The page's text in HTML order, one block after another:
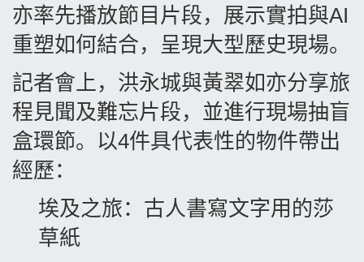
亦率先播放節目片段，展示實拍與AI
重塑如何結合，呈現大型歷史現場。
記者會上，洪永城與黃翠如亦分享旅
程見聞及難忘片段，並進行現場抽盲
盒環節。以4件具代表性的物件帶出
經歷：
埃及之旅：古人書寫文字用的莎
草紙